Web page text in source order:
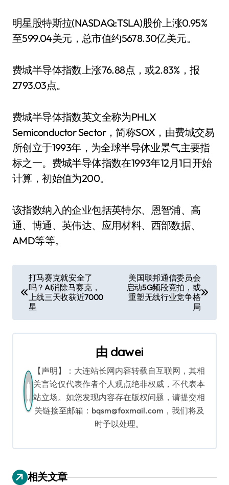
明星股特斯拉(NASDAQ:TSLA)股价上涨0.95%
至599.04美元，总市值约5678.30亿美元。
费城半导体指数上涨76.88点，或2.83%，报
2793.03点。
费城半导体指数英文全称为PHLX
Semiconductor Sector，简称SOX，由费城交易
所创立于1993年，为全球半导体业景气主要指
标之一。费城半导体指数在1993年12月1日开始
计算，初始值为200。
该指数纳入的企业包括英特尔、恩智浦、高
通、博通、英伟达、应用材料、西部数据、
AMD等等。
章
导
航
打马赛克就安全了
吗？AI消除马赛克，
上线三天收获近7000
星
美国联邦通信委员会
启动5G频段竞拍，或
重塑无线行业竞争格
局
由 dawei
【声明】：大连站长网内容转载自互联网，其相
关言论仅代表作者个人观点绝非权威，不代表本
站立场。如您发现内容存在版权问题，请提交相
关链接至邮箱：bqsm@foxmail.com，我们将及
时予以处理。
相关文章